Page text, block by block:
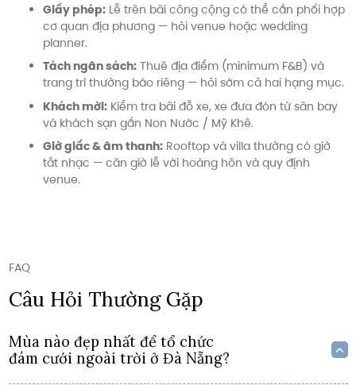
Giấy phép:Lễ trên bãi công cộng có thể cần phối hợp
cơ quan địa phương — hỏi venue hoặc wedding
planner.
Tách ngân sách:Thuê địa điểm (minimum F&B) và
trang trí thường báo riêng — hỏi sớm cả hai hạng mục.
Khách mời:Kiểm tra bãi đỗ xe, xe đưa đón từ sân bay
và khách sạn gần Non Nước / Mỹ Khê.
Giờ giấc & âm thanh:Rooftop và villa thường có giờ
tắt nhạc — căn giờ lễ với hoàng hôn và quy định
venue.
FAQ
Câu Hỏi Thường Gặp
Mùa nào đẹp nhất để tổ chức
đám cưới ngoài trời ở Đà Nẵng?